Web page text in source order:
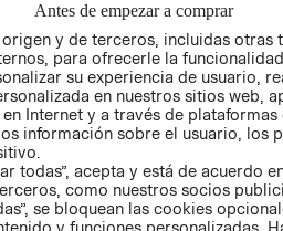
GIFT CARD
AVISO DE
Antes de empezar a comprar
y de terceros, incluidas otras
para ofrecerle la
su experiencia de usuario,
en nuestros sitios web,
Internet y a través de plataformas
información sobre el usuario, los
todas”, acepta y está de acuerdo
como nuestros socios
se bloquean las cookies